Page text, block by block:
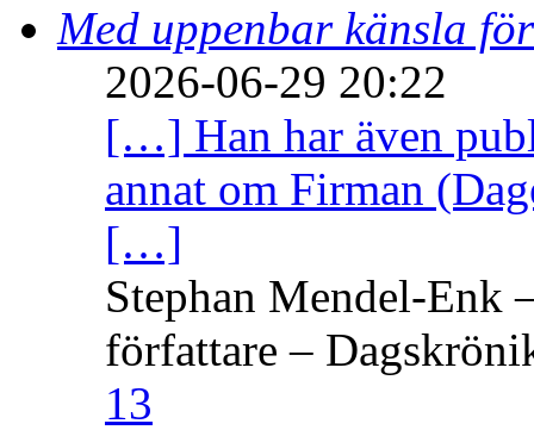
Med uppenbar känsla
2026-06-29 20:22
[…] Han har även
annat om Firman
[…]
Stephan Mendel-Enk
författare –
13